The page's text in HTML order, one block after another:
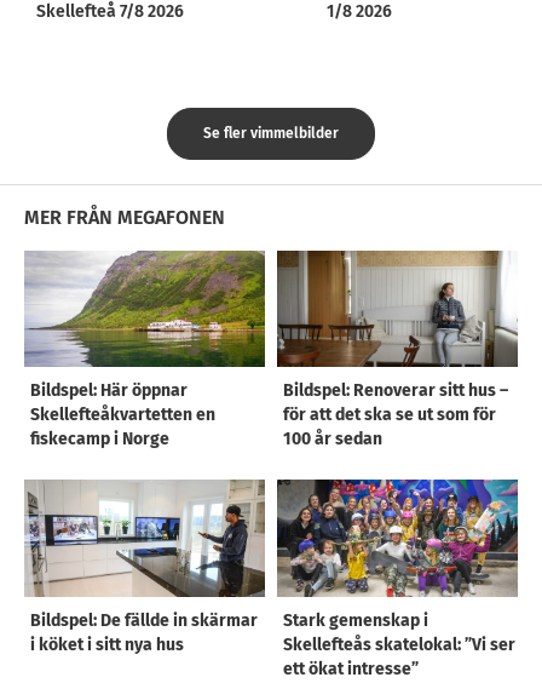
Skellefteå 7/8 2026
1/8 2026
Se fler vimmelbilder
MER FRÅN MEGAFONEN
Bildspel: Här öppnar
Skellefteåkvartetten en
fiskecamp i Norge
Bildspel: Renoverar sitt hus –
för att det ska se ut som för
100 år sedan
Bildspel: De fällde in skärmar
i köket i sitt nya hus
Stark gemenskap i
Skellefteås skatelokal: ”Vi ser
ett ökat intresse”